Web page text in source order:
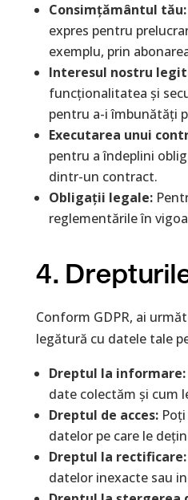
Consimțământul tău:
expres pentru
exemplu, prin
Interesul nostru
funcționalitatea și
pentru a-i îmbunătăți
Executarea unui
pentru a îndeplini
dintr-un contract.
Obligații legale:
reglementările în
4.
Conform GDPR, ai
legătură cu datele tale
Dreptul la informare:
date colectăm și cum
Dreptul de acces:Poți
datelor pe care le
Dreptul la rectificare:
datelor inexacte sau